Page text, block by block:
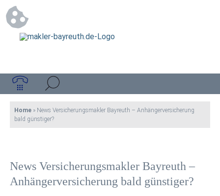
Home » News Versicherungsmakler Bayreuth – Anhängerversicherung
bald günstiger?
News Versicherungsmakler Bayreuth –
Anhängerversicherung bald günstiger?